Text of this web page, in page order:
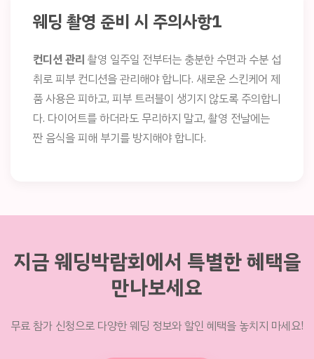
웨딩 촬영 준비 시 주의사항1
컨디션 관리 촬영 일주일 전부터는 충분한 수면과 수분 섭
취로 피부 컨디션을 관리해야 합니다. 새로운 스킨케어 제
품 사용은 피하고, 피부 트러블이 생기지 않도록 주의합니
다. 다이어트를 하더라도 무리하지 말고, 촬영 전날에는
짠 음식을 피해 부기를 방지해야 합니다.
지금 웨딩박람회에서 특별한 혜택을
만나보세요
무료 참가 신청으로 다양한 웨딩 정보와 할인 혜택을 놓치지 마세요!